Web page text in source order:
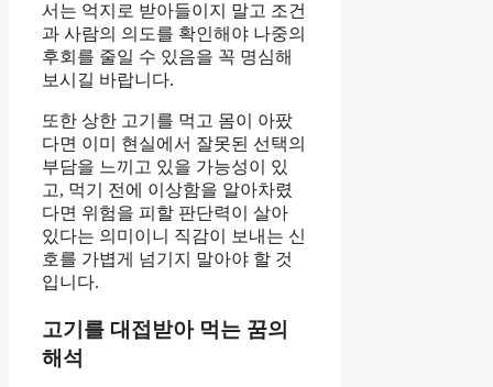
서는 억지로 받아들이지 말고 조건
과 사람의 의도를 확인해야 나중의
후회를 줄일 수 있음을 꼭 명심해
보시길 바랍니다.
또한 상한 고기를 먹고 몸이 아팠
다면 이미 현실에서 잘못된 선택의
부담을 느끼고 있을 가능성이 있
고, 먹기 전에 이상함을 알아차렸
다면 위험을 피할 판단력이 살아
있다는 의미이니 직감이 보내는 신
호를 가볍게 넘기지 말아야 할 것
입니다.
고기를 대접받아 먹는 꿈의
해석